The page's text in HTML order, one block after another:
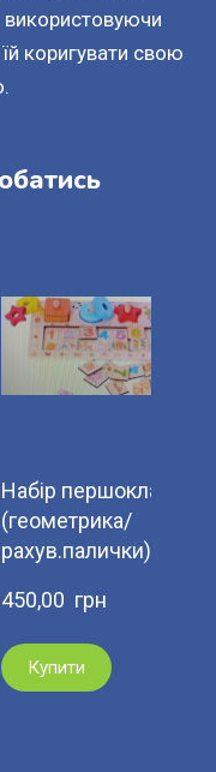
використовуючи
коригувати свою
Набір першокласника
(геометрика/
рахув.палички)
450,00  грн
Купити